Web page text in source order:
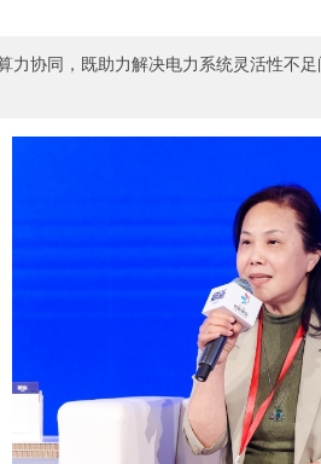
力协同，既助力解决电力系统灵活性不